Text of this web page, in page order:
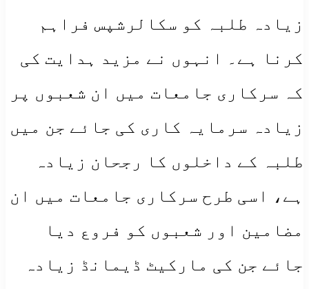
زیادہ طلبہ کو سکالرشپس فراہم
کرنا ہے۔ انہوں نے مزید ہدایت کی
کہ سرکاری جامعات میں ان شعبوں پر
زیادہ سرمایہ کاری کی جائے جن میں
طلبہ کے داخلوں کا رجحان زیادہ
ہے، اسی طرح سرکاری جامعات میں ان
مضامین اور شعبوں کو فروع دیا
جائے جن کی مارکیٹ ڈیمانڈ زیادہ